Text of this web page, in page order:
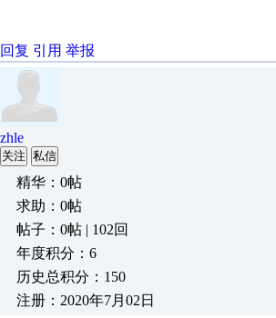
回复 引用 举报
zhle
关注 私信
精华：0帖
求助：0帖
帖子：0帖 | 102回
年度积分：6
历史总积分：150
注册：2020年7月02日